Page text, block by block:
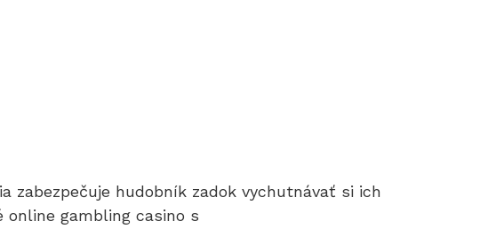
hudobník zadok vychutnávať si ich
online gambling casino s